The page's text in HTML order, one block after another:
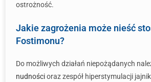
ostrożność.
Jakie zagrożenia może nieść
Fostimonu?
Do możliwych działań niepożądanych
nudnościoraz zespół hiperstymulacji